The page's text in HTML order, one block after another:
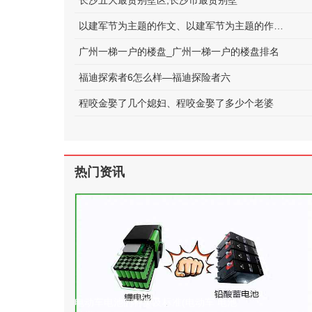
广州一梯一户的楼盘_广州一梯一户的楼盘排名
福迪探索者6怎么样—福迪探险者六
程咬金娶了几个媳妇、程咬金娶了多少个老婆
热门资讯
电动车电池的种类及标准(电动车 电池